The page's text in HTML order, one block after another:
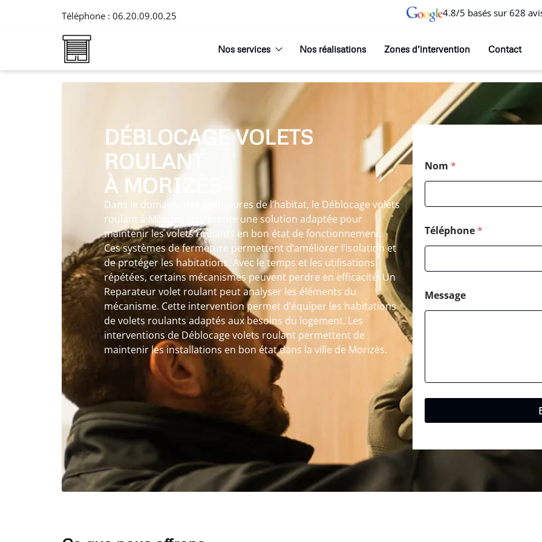
Téléphone : 06.20.09.00.25 4.8/5 basés sur 628
Nos services Nos réalisations Zones d’intervention Contact
DÉBLOCAGE VOLETS
ROULANT
À MORIZÈS
Dans le domaine des fermetures de l’habitat, le Déblocage volets
roulant à Morizès représente une solution adaptée pour
maintenir les volets roulants en bon état de fonctionnement.
Ces systèmes de fermeture permettent d’améliorer l’isolation et
de protéger les habitations. Avec le temps et les utilisations
répétées, certains mécanismes peuvent perdre en efficacité. Un
Reparateur volet roulant peut analyser les éléments du
mécanisme. Cette intervention permet d’équiper les habitations
de volets roulants adaptés aux besoins du logement. Les
interventions de Déblocage volets roulant permettent de
maintenir les installations en bon état dans la ville de Morizès.
Nom *
Téléphone*
Message